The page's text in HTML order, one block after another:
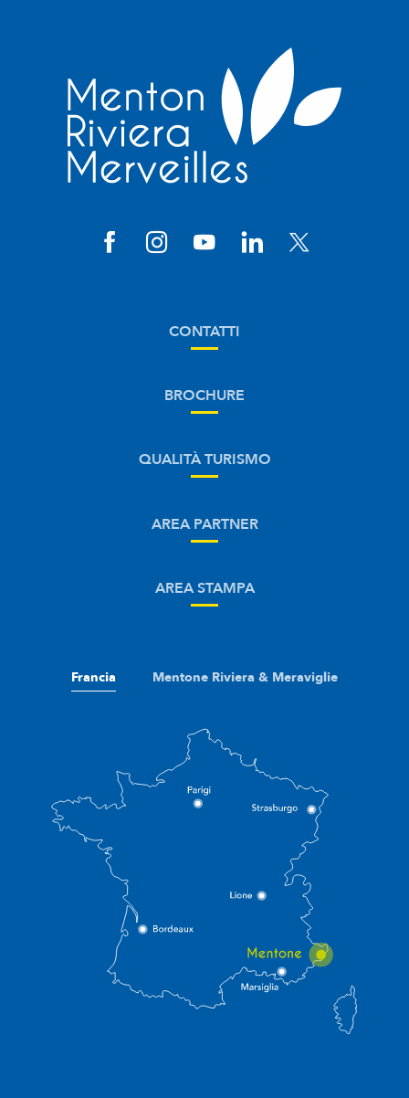
CONTATTI
BROCHURE
QUALITÀ TURISMO
AREA PARTNER
AREA STAMPA
Francia Mentone Riviera & Meraviglie